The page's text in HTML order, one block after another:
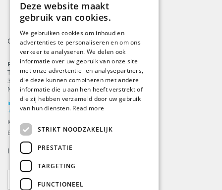
Contact
ProFlags B.V.
Tilbury 8
3897 AC,Zeewolde
Nederland
info@beachflags.com
+31 (0) 85 401 4648
KvK: 92559840
BTW-nummer: NL866099657B01
Inschrijven voor onze
GERMAN
FRENCH
Deze website maakt
gebruik van cookies.
We gebruiken cookies om inhoud en
advertenties te personaliseren en om ons
verkeer te analyseren. We delen ook
informatie over uw gebruik van onze site
met onze advertentie- en analysepartners,
die deze kunnen combineren met andere
informatie die u aan hen heeft verstrekt of
die zij hebben verzameld door uw gebruik
van hun diensten. Read more
STRIKT NOODZAKELIJK
PRESTATIE
TARGETING
FUNCTIONEEL